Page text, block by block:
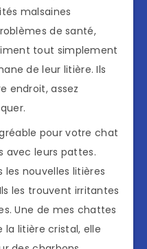
malsaines
de santé,
tout simplement
de leur litière. Ils
endroit, assez
pour votre chat
avec leurs pattes.
les nouvelles litières
les trouvent irritantes
Une de mes chattes
la litière cristal, elle